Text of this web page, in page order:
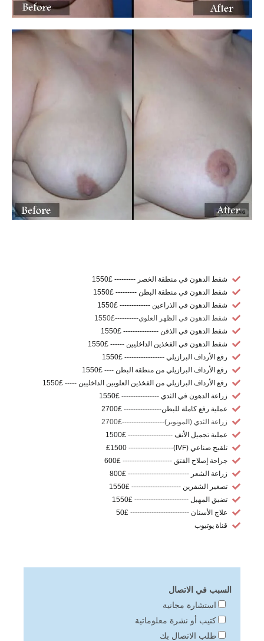
شفط الدهون في منطقة الخصر --------- £1550
شفط الدهون في منطقة البطن --------- £1550
شفط الدهون في الذراعين ------------- £1550
شفط الدهون في الظهر العلوي----------£1550
شفط الدهون في الذقن --------------- £1550
شفط الدهون في الفخذين الداخليين ------ £1550
رفع الأرداف البرازيلي ----------------- £1550
رفع الأرداف البرازيلي من منطقة البطن ---- £1550
رفع الأرداف البرازيلي من الفخذين العلويين الداخليين ----- £1550
زراعة الدهون في الثدي ---------------- £1550
عملية رفع كاملة للبطن---------------- £2700
زراعة الثدي (المونوبر)------------------£2700
عملية تجميل الأنف ------------------- £1500
تلقيح صناعي (IVF)------------------- £1500
جراحة إصلاح الفتق --------------------- £600
زراعة الشعر -------------------------- £800
تصغير الشفرين --------------------- £1550
تضيق المهبل ----------------------- £1550
علاج الأسنان ------------------------- £50
قناة يوتيوب
السبب في الاتصال
استشارة مجانية
كتيب أو نشرة معلوماتية
طلب الاتصال بك